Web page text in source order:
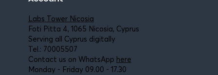
Labs Tower Nicosia
Foti Pitta 4, 1065 Nicosia, Cyprus
Serving all Cyprus digitally
Tel.: 70005507
Contact us on WhatsApp here
Monday - Friday 09.00 - 17.30